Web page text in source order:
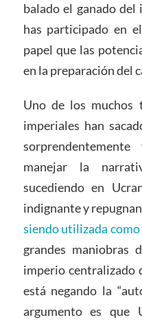
balado el ganado
has participado en
papel que las
en la preparación del
Uno de los muchos
imperiales han
manejar la
sucediendo en
indignante y
siendo utilizada
grandes maniobras
imperio centralizado
está negando la
argumento es que